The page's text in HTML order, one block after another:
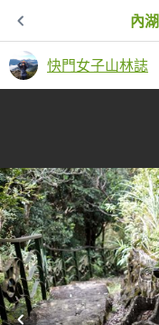
內
快門女子山林誌